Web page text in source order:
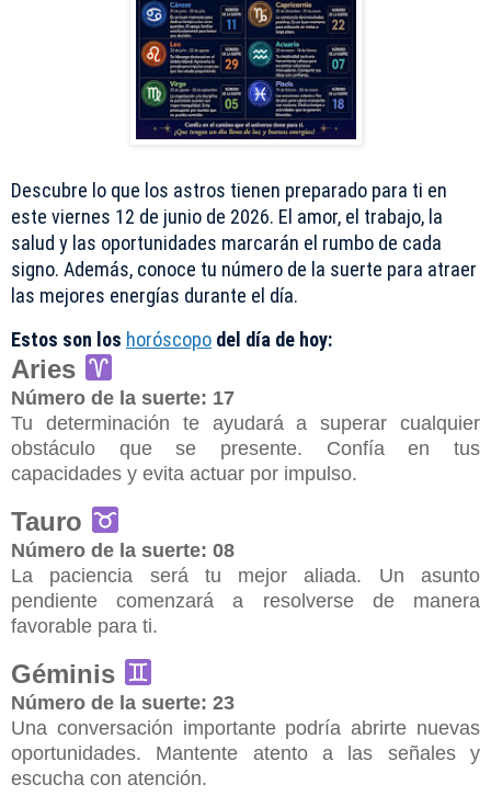
Descubre lo que los astros tienen preparado para ti en
este viernes 12 de junio de 2026. El amor, el trabajo, la
salud y las oportunidades marcarán el rumbo de cada
signo. Además, conoce tu número de la suerte para atraer
las mejores energías durante el día.
Estos son los horóscopo del día de hoy:
Aries
Número de la suerte: 17
Tu determinación te ayudará a superar cualquier
obstáculo que se presente. Confía en tus
capacidades y evita actuar por impulso.
Tauro
Número de la suerte: 08
La paciencia será tu mejor aliada. Un asunto
pendiente comenzará a resolverse de manera
favorable para ti.
Géminis
Número de la suerte: 23
Una conversación importante podría abrirte nuevas
oportunidades. Mantente atento a las señales y
escucha con atención.